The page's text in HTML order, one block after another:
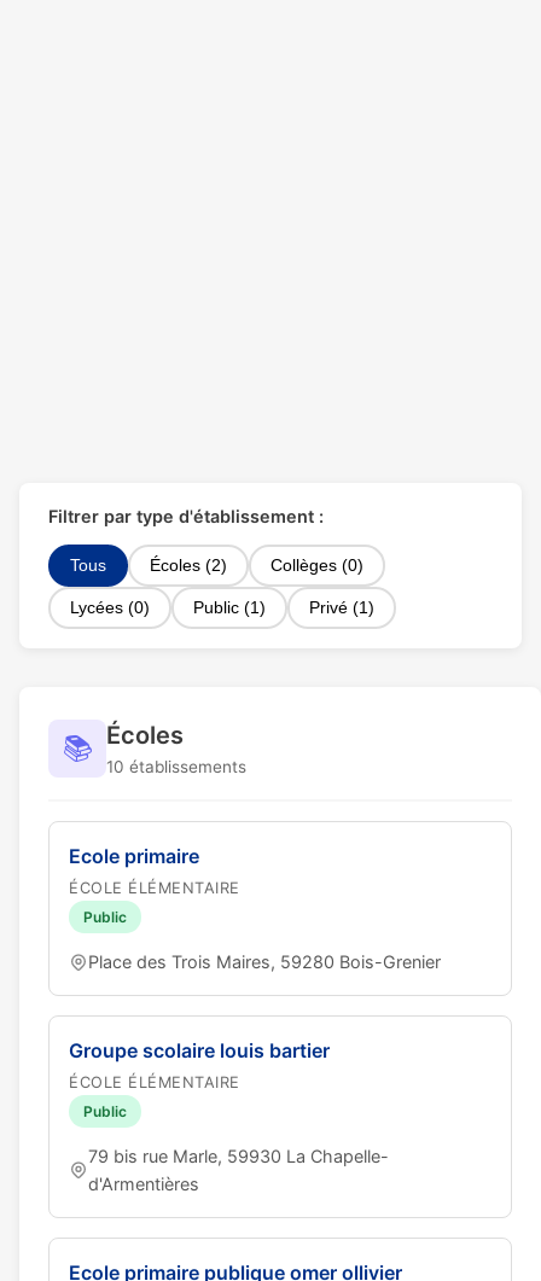
Filtrer par type d'établissement :
Tous Écoles (2) Collèges (0)
Lycées (0) Public (1) Privé (1)
📚 Écoles
10 établissements
Ecole primaire
ÉCOLE ÉLÉMENTAIRE
Public
Place des Trois Maires, 59280 Bois-Grenier
Groupe scolaire louis bartier
ÉCOLE ÉLÉMENTAIRE
Public
79 bis rue Marle, 59930 La Chapelle-
d'Armentières
Ecole primaire publique omer ollivier